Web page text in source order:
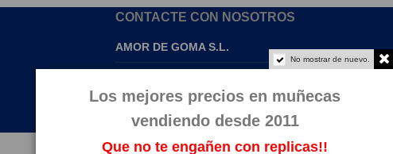
CONTACTE CON NOSOTROS
AMOR DE GOMA S.L.
No mostrar de nuevo.
Los mejores precios en muñecas
vendiendo desde 2011
Que no te engañen con replicas!!